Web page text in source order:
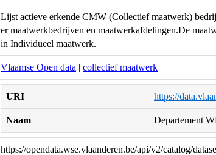
Lijst actieve erkende CMW (Collectief maatwerk)
er maatwerkbedrijven en maatwerkafdelingen.De
in Individueel maatwerk.
Vlaamse Open data | collectief maatwerk
URI https://
Naam Departement
https://opendata.wse.vlaanderen.be/api/v2/catalog/